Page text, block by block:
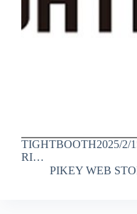
TIGHTBOOTH2025/2/
RI…
PIKEY WEB